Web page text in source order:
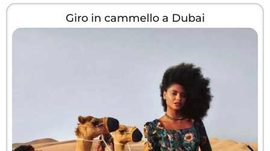
Giro in cammello a Dubai